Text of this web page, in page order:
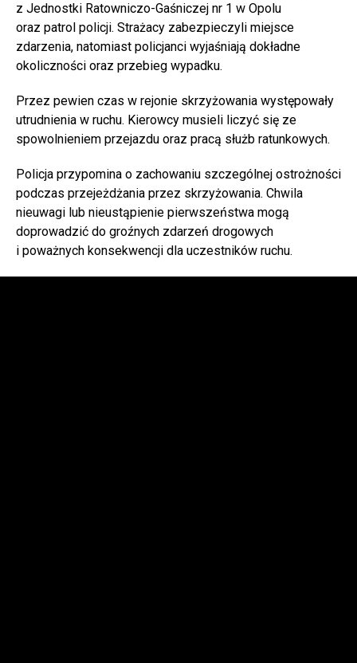
z Jednostki Ratowniczo-Gaśniczej nr 1 w Opolu
oraz patrol policji. Strażacy zabezpieczyli miejsce
zdarzenia, natomiast policjanci wyjaśniają dokładne
okoliczności oraz przebieg wypadku.
Przez pewien czas w rejonie skrzyżowania występowały
utrudnienia w ruchu. Kierowcy musieli liczyć się ze
spowolnieniem przejazdu oraz pracą służb ratunkowych.
Policja przypomina o zachowaniu szczególnej ostrożności
podczas przejeżdżania przez skrzyżowania. Chwila
nieuwagi lub nieustąpienie pierwszeństwa mogą
doprowadzić do groźnych zdarzeń drogowych
i poważnych konsekwencji dla uczestników ruchu.